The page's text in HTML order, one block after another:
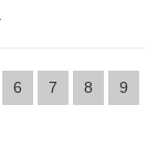
6 7 8 9